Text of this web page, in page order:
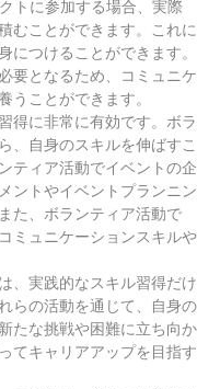
トに参加する場合、実際
むことができます。これに
つけることができます。
要となるため、コミュニケ
ことができます。
得に非常に有効です。ボラ
、自身のスキルを伸ばすこ
ティア活動でイベントの企
ントやイベントプランニン
た、ボランティア活動で
ミュニケーションスキルや
、実践的なスキル習得だけ
らの活動を通じて、自身の
たな挑戦や困難に立ち向か
てキャリアアップを目指す